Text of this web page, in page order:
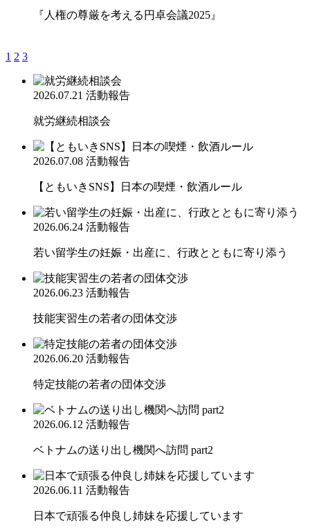
『人権の尊厳を考える円卓会議2025』
1 2 3
2026.07.21 活動報告
就労継続相談会
2026.07.08 活動報告
【ともいきSNS】日本の喫煙・飲酒ルール
2026.06.24 活動報告
若い留学生の妊娠・出産に、行政とともに寄り添う
2026.06.23 活動報告
技能実習生の若者の団体交渉
2026.06.20 活動報告
特定技能の若者の団体交渉
2026.06.12 活動報告
ベトナムの送り出し機関へ訪問 part2
2026.06.11 活動報告
日本で頑張る仲良し姉妹を応援しています